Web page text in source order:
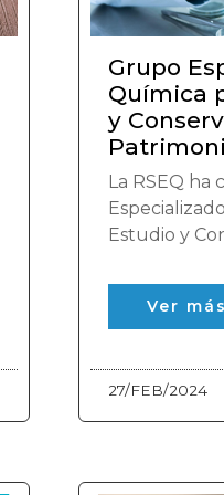
Grupo
Química
y
La RSEQ
Estudio y
Ver más
27/FEB/2024